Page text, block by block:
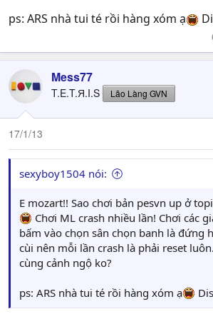
ps: ARS nhà tui té rồi hàng xóm ạ
Mess77
T.E.T.Я.I.S Lão Làng GVN
17/1/13
sexyboy1504 nói:
E mozart!! Sao chơi bản pesvn up ở
Chơi ML crash nhiều lần! Chơi các
bấm vào chọn sân chọn banh là đứng
cùi nên mỗi lần crash là phải reset
cùng cảnh ngộ ko?
ps: ARS nhà tui té rồi hàng xóm ạ